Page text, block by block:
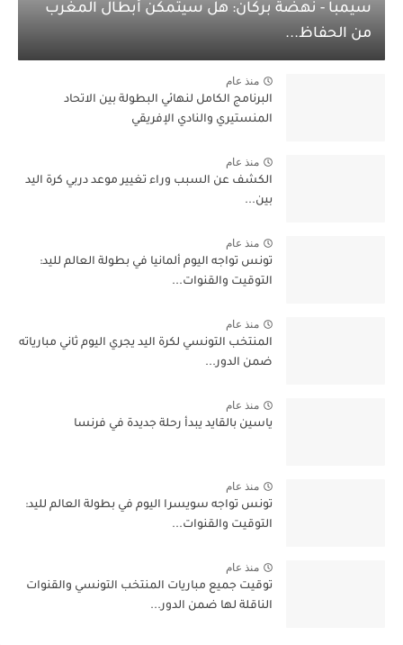
سيمبا - نهضة بركان: هل سيتمكن أبطال المغرب
من الحفاظ...
منذ عام
البرنامج الكامل لنهائي البطولة بين الاتحاد
المنستيري والنادي الإفريقي
منذ عام
الكشف عن السبب وراء تغيير موعد دربي كرة اليد
بين...
منذ عام
تونس تواجه اليوم ألمانيا في بطولة العالم لليد:
التوقيت والقنوات...
منذ عام
المنتخب التونسي لكرة اليد يجري اليوم ثاني مبارياته
ضمن الدور...
منذ عام
ياسين بالقايد يبدأ رحلة جديدة في فرنسا
منذ عام
تونس تواجه سويسرا اليوم في بطولة العالم لليد:
التوقيت والقنوات...
منذ عام
توقيت جميع مباريات المنتخب التونسي والقنوات
الناقلة لها ضمن الدور...